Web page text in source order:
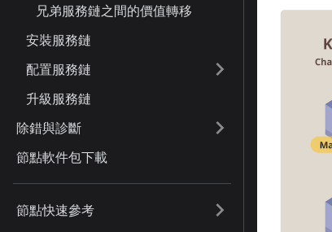
兄弟服務鏈之間的價值轉移
安裝服務鏈
配置服務鏈
升級服務鏈
除錯與診斷
節點軟件包下載
節點快速參考